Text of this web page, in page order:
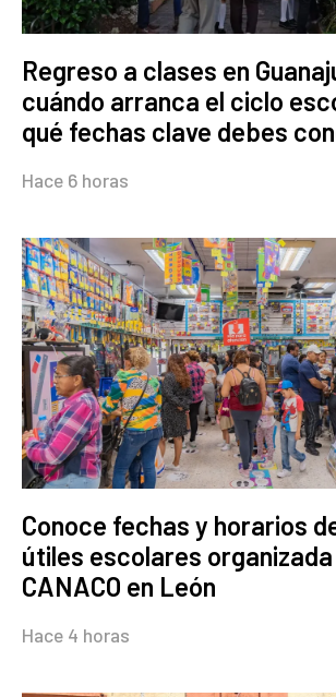
Regreso a clases en
cuándo arranca el ciclo
qué fechas clave debes
Hace 6 horas
Conoce fechas y horarios
útiles escolares
CANACO en León
Hace 4 horas